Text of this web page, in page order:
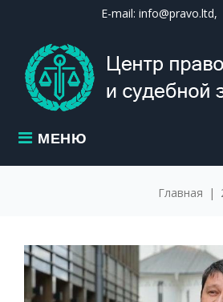
content
E-mail: info@pravo.ltd,
МЕНЮ
Главная |
ДЕНЬ: